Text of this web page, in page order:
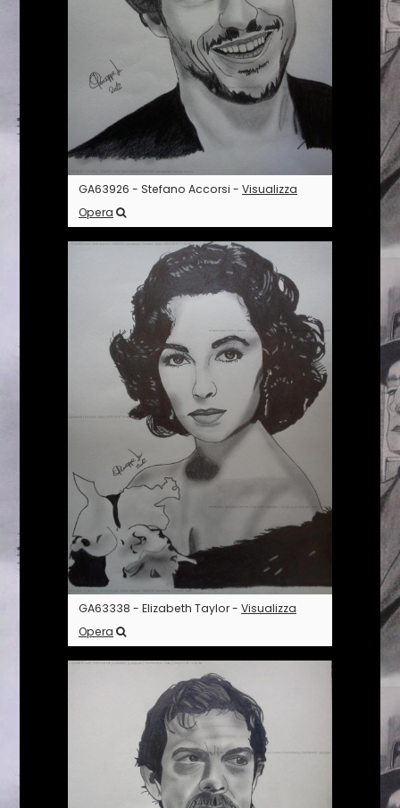
GA63926 - Stefano Accorsi - Visualizza
Opera
GA63338 - Elizabeth Taylor - Visualizza
Opera